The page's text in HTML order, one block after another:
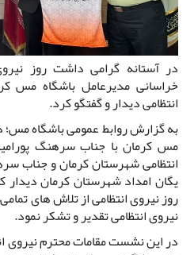
در آستانه گرامی داشت روز
خراسانی مدیرعامل باشگاه مس
انتظامی دیدار و گفتگو کرد.
به گزارش روابط عمومی باشگاه مس؛
مس کرمان با جناب سرهنگ
انتظامی شهرستان کرمان و جناب
یگان امداد شهرستان کرمان
روز نیروی انتظامی از تلاش های
نیروی انتظامی تقدیر و تشکر نمود.
در این نشست مقامات محترم نیروی